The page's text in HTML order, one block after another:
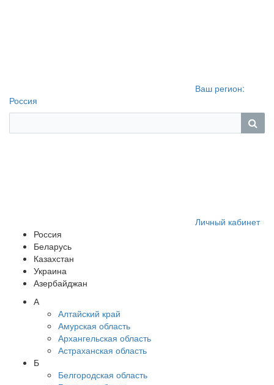
Ваш регион:
Россия
Личный кабинет
Россия
Беларусь
Казахстан
Украина
Азербайджан
А
Алтайский край
Амурская область
Архангельская область
Астраханская область
Б
Белгородская область